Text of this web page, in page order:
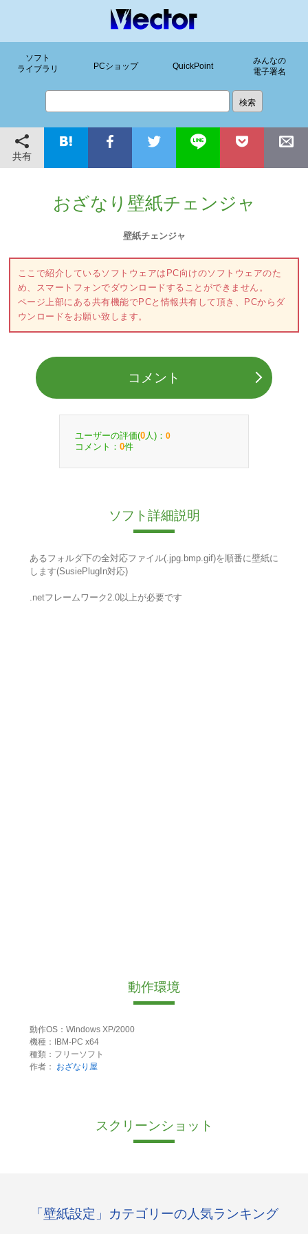
ソフト
ライブラリ
PCショップ QuickPoint
みんなの
電子署名
共有
おざなり壁紙チェンジャ
壁紙チェンジャ
ここで紹介しているソフトウェアはPC向けのソフトウェアのた
め、スマートフォンでダウンロードすることができません。
ページ上部にある共有機能でPCと情報共有して頂き、PCからダ
ウンロードをお願い致します。
コメント
ユーザーの評価(0 人)： 0
コメント： 0件
ソフト詳細説明
あるフォルダ下の全対応ファイル(.jpg.bmp.gif)を順番に壁紙に
します(SusiePlugIn対応)
.netフレームワーク2.0以上が必要です
動作環境
動作OS：Windows XP/2000
機種：IBM-PC x64
種類：フリーソフト
作者：
おざなり屋
スクリーンショット
「壁紙設定」カテゴリーの人気ランキング